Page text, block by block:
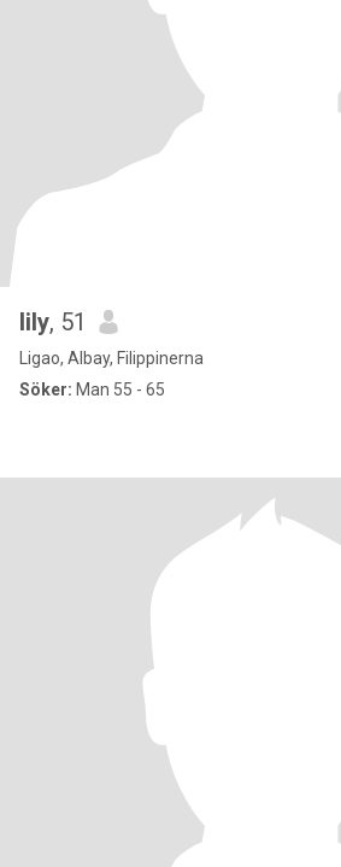
lily, 51
Ligao, Albay, Filippinerna
Söker: Man 55 - 65